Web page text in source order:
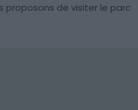
proposons de visiter le parc